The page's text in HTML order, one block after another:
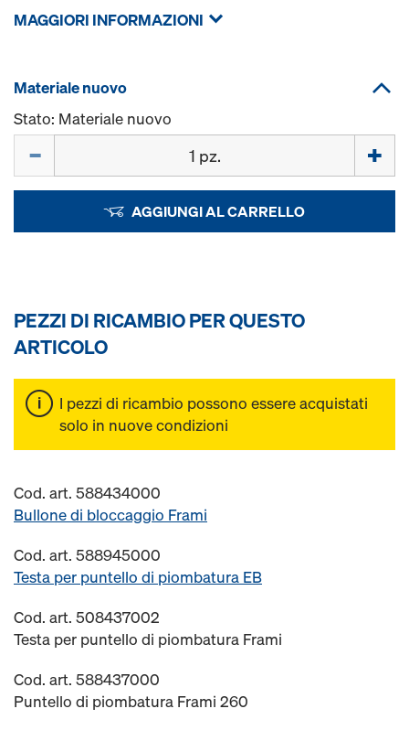
MAGGIORI INFORMAZIONI
Materiale nuovo
Stato: Materiale nuovo
AGGIUNGI AL CARRELLO
PEZZI DI RICAMBIO PER QUESTO
ARTICOLO
I pezzi di ricambio possono essere acquistati
solo in nuove condizioni
Cod. art. 588434000
Bullone di bloccaggio Frami
Cod. art. 588945000
Testa per puntello di piombatura EB
Cod. art. 508437002
Testa per puntello di piombatura Frami
Cod. art. 588437000
Puntello di piombatura Frami 260